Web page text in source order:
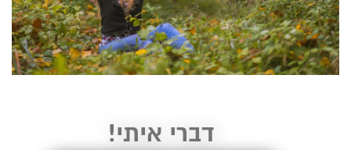
דברי איתי!